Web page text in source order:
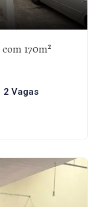
170m²
2 Vagas